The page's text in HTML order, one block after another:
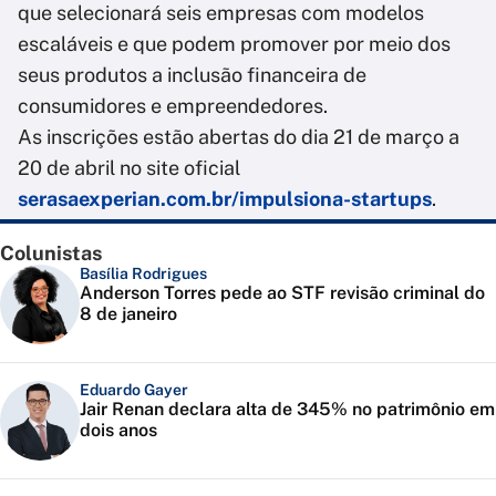
que selecionará seis empresas com modelos
escaláveis e que podem promover por meio dos
seus produtos a inclusão financeira de
consumidores e empreendedores.
As inscrições estão abertas do dia 21 de março a
20 de abril no site oficial
serasaexperian.com.br/impulsiona-startups.
Colunistas
Basília Rodrigues
Anderson Torres pede ao STF revisão criminal do
8 de janeiro
Eduardo Gayer
Jair Renan declara alta de 345% no patrimônio em
dois anos